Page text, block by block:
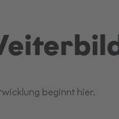
beginnt hier.